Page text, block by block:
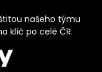
našeho týmu
klíč po celé ČR.